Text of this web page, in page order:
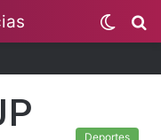
Switch
skin
Deportes